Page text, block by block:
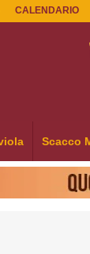
CALENDARIO
Scacco